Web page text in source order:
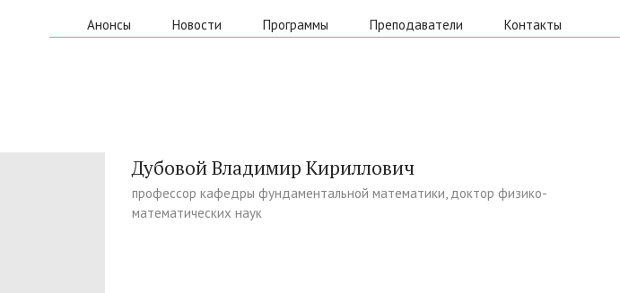
Анонсы Новости Программы Преподаватели Контакты
Дубовой Владимир Кириллович
профессор кафедры фундаментальной математики, доктор физико-
математических наук